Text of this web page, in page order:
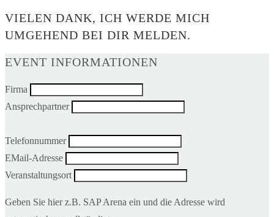
VIELEN DANK, ICH WERDE MICH
UMGEHEND BEI DIR MELDEN.
EVENT INFORMATIONEN
Firma
Ansprechpartner
Telefonnummer
EMail-Adresse
Veranstaltungsort
Geben Sie hier z.B. SAP Arena ein und die Adresse wird